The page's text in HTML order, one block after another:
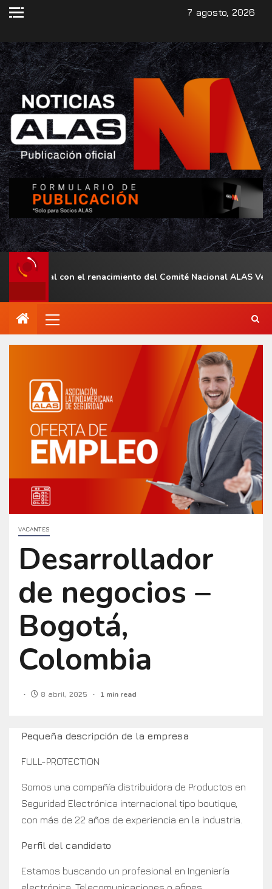
7 agosto, 2026
con el renacimiento del Comité Nacional ALAS
VACANTES
Desarrollador
de negocios –
Bogotá,
Colombia
8 abril, 2025 1 min read
Pequeña descripción de la empresa
FULL-PROTECTION
Somos una compañía distribuidora de Productos en
Seguridad Electrónica internacional tipo boutique,
con más de 22 años de experiencia en la industria.
Perfil del candidato
Estamos buscando un profesional en Ingeniería